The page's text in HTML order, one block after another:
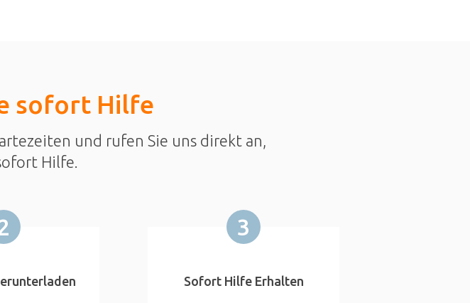
sofort Hilfe
und rufen Sie uns direkt an,
Hilfe.
3
Sofort Hilfe Erhalten